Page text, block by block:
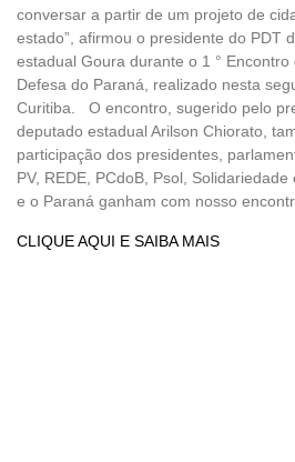
conversar a partir de um projeto de
estado”, afirmou o presidente do PDT
estadual Goura durante o 1 °
Defesa do Paraná, realizado nesta
Curitiba. O encontro, sugerido pelo
deputado estadual Arilson Chiorato,
participação dos presidentes,
PV, REDE, PCdoB, Psol,
e o Paraná ganham com nosso
CLIQUE AQUI E SAIBA MAIS